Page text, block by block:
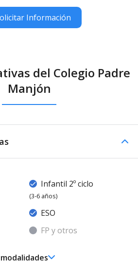
Información
del Colegio Padre
Manjón
Infantil 2º ciclo
(3-6 años)
ESO
FP y otros